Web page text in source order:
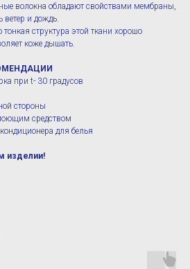
волокна обладают свойствами мембраны,
ветер и дождь.
структура этой ткани хорошо
коже дышать.
при t- 30 градусов
стороны
средством
для белья
изделии!